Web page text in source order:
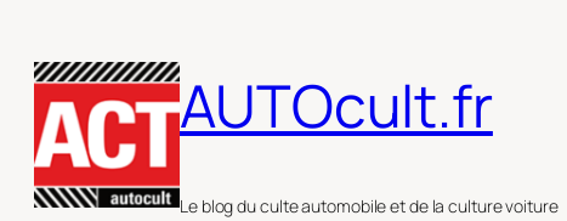
au
contenu
AUTOcult.fr
Le blog du culte automobile et de la culture voiture